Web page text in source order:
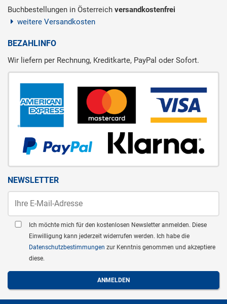
Buchbestellungen in Österreich versandkostenfrei
weitere Versandkosten
BEZAHLINFO
Wir liefern per Rechnung, Kreditkarte, PayPal oder Sofort.
NEWSLETTER
Ich möchte mich für den kostenlosen Newsletter anmelden. Diese
Einwilligung kann jederzeit widerrufen werden. Ich habe die
Datenschutzbestimmungen zur Kenntnis genommen und akzeptiere
diese.